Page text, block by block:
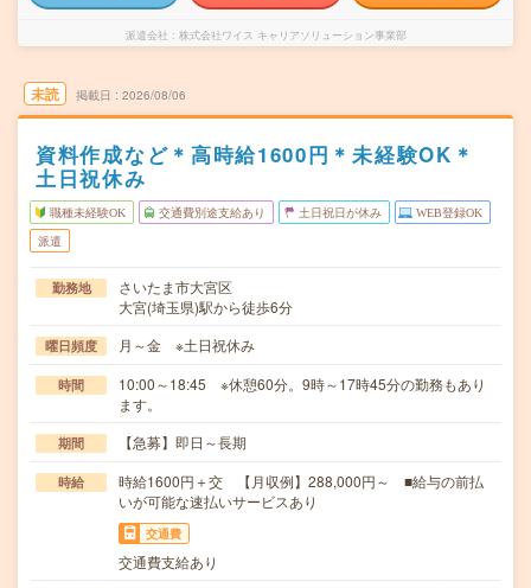
派遣会社 株式会社ワイス キャリアソリューション事業部
未読 掲載日 2026/08/06
資料作成など＊高時給1600円＊未経験OK＊
土日祝休み
職種未経験OK 交通費別途支給あり 土日祝日が休み WEB登録OK
派遣
勤務地
さいたま市大宮区
大宮(埼玉県)駅から徒歩6分
曜日頻度 月～金 ※土日祝休み
時間
10:00～18:45 ※休憩60分。9時～17時45分の勤務もあり
ます。
期間 【急募】即日～長期
時給
時給1600円＋交 【月収例】288,000円～ ■給与の前払
いが可能な速払いサービスあり
交通費
交通費支給あり